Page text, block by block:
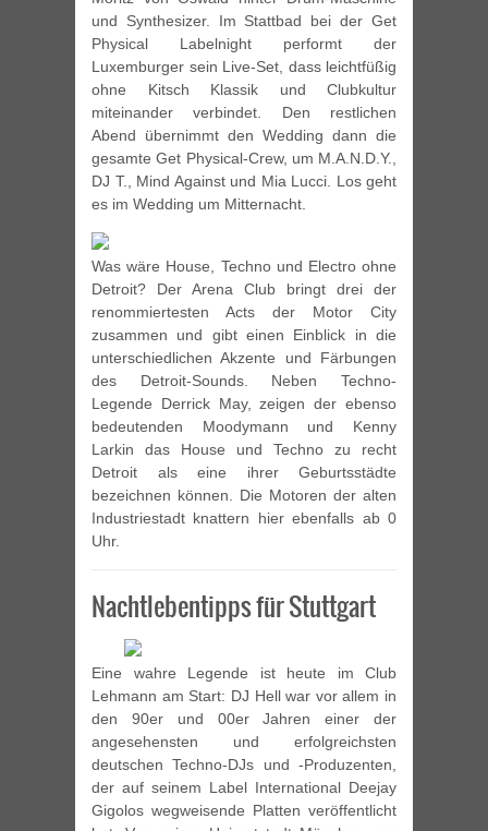
und Synthesizer. Im Stattbad bei der Get
Physical Labelnight performt der
Luxemburger sein Live-Set, dass leichtfüßig
ohne Kitsch Klassik und Clubkultur
miteinander verbindet. Den restlichen
Abend übernimmt den Wedding dann die
gesamte Get Physical-Crew, um M.A.N.D.Y.,
DJ T., Mind Against und Mia Lucci. Los geht
es im Wedding um Mitternacht.
Was wäre House, Techno und Electro ohne
Detroit? Der Arena Club bringt drei der
renommiertesten Acts der Motor City
zusammen und gibt einen Einblick in die
unterschiedlichen Akzente und Färbungen
des Detroit-Sounds. Neben Techno-
Legende Derrick May, zeigen der ebenso
bedeutenden Moodymann und Kenny
Larkin das House und Techno zu recht
Detroit als eine ihrer Geburtsstädte
bezeichnen können. Die Motoren der alten
Industriestadt knattern hier ebenfalls ab 0
Uhr.
Nachtlebentipps für Stuttgart
Eine wahre Legende ist heute im Club
Lehmann am Start: DJ Hell war vor allem in
den 90er und 00er Jahren einer der
angesehensten und erfolgreichsten
deutschen Techno-DJs und -Produzenten,
der auf seinem Label International Deejay
Gigolos wegweisende Platten veröffentlicht